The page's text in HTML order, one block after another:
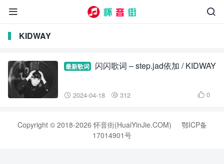


KIDWAY
最新歌词 闪闪歌词 – step.jad依加 / KIDWAY
 2024-04-18  312  0
Copyright © 2018-2026 怀音街(HuaiYinJie.COM)
鄂ICP备
17014901号